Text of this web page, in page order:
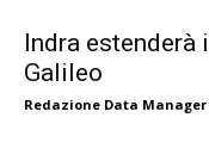
Indra estenderà
Galileo
Redazione Data